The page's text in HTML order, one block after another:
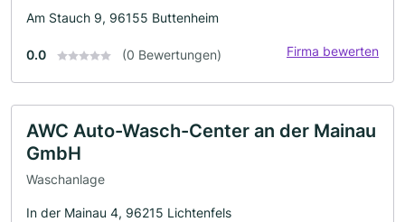
Am Stauch 9, 96155 Buttenheim
0.0 (0 Bewertungen) Firma bewerten
AWC Auto-Wasch-Center an der Mainau
GmbH
Waschanlage
In der Mainau 4, 96215 Lichtenfels